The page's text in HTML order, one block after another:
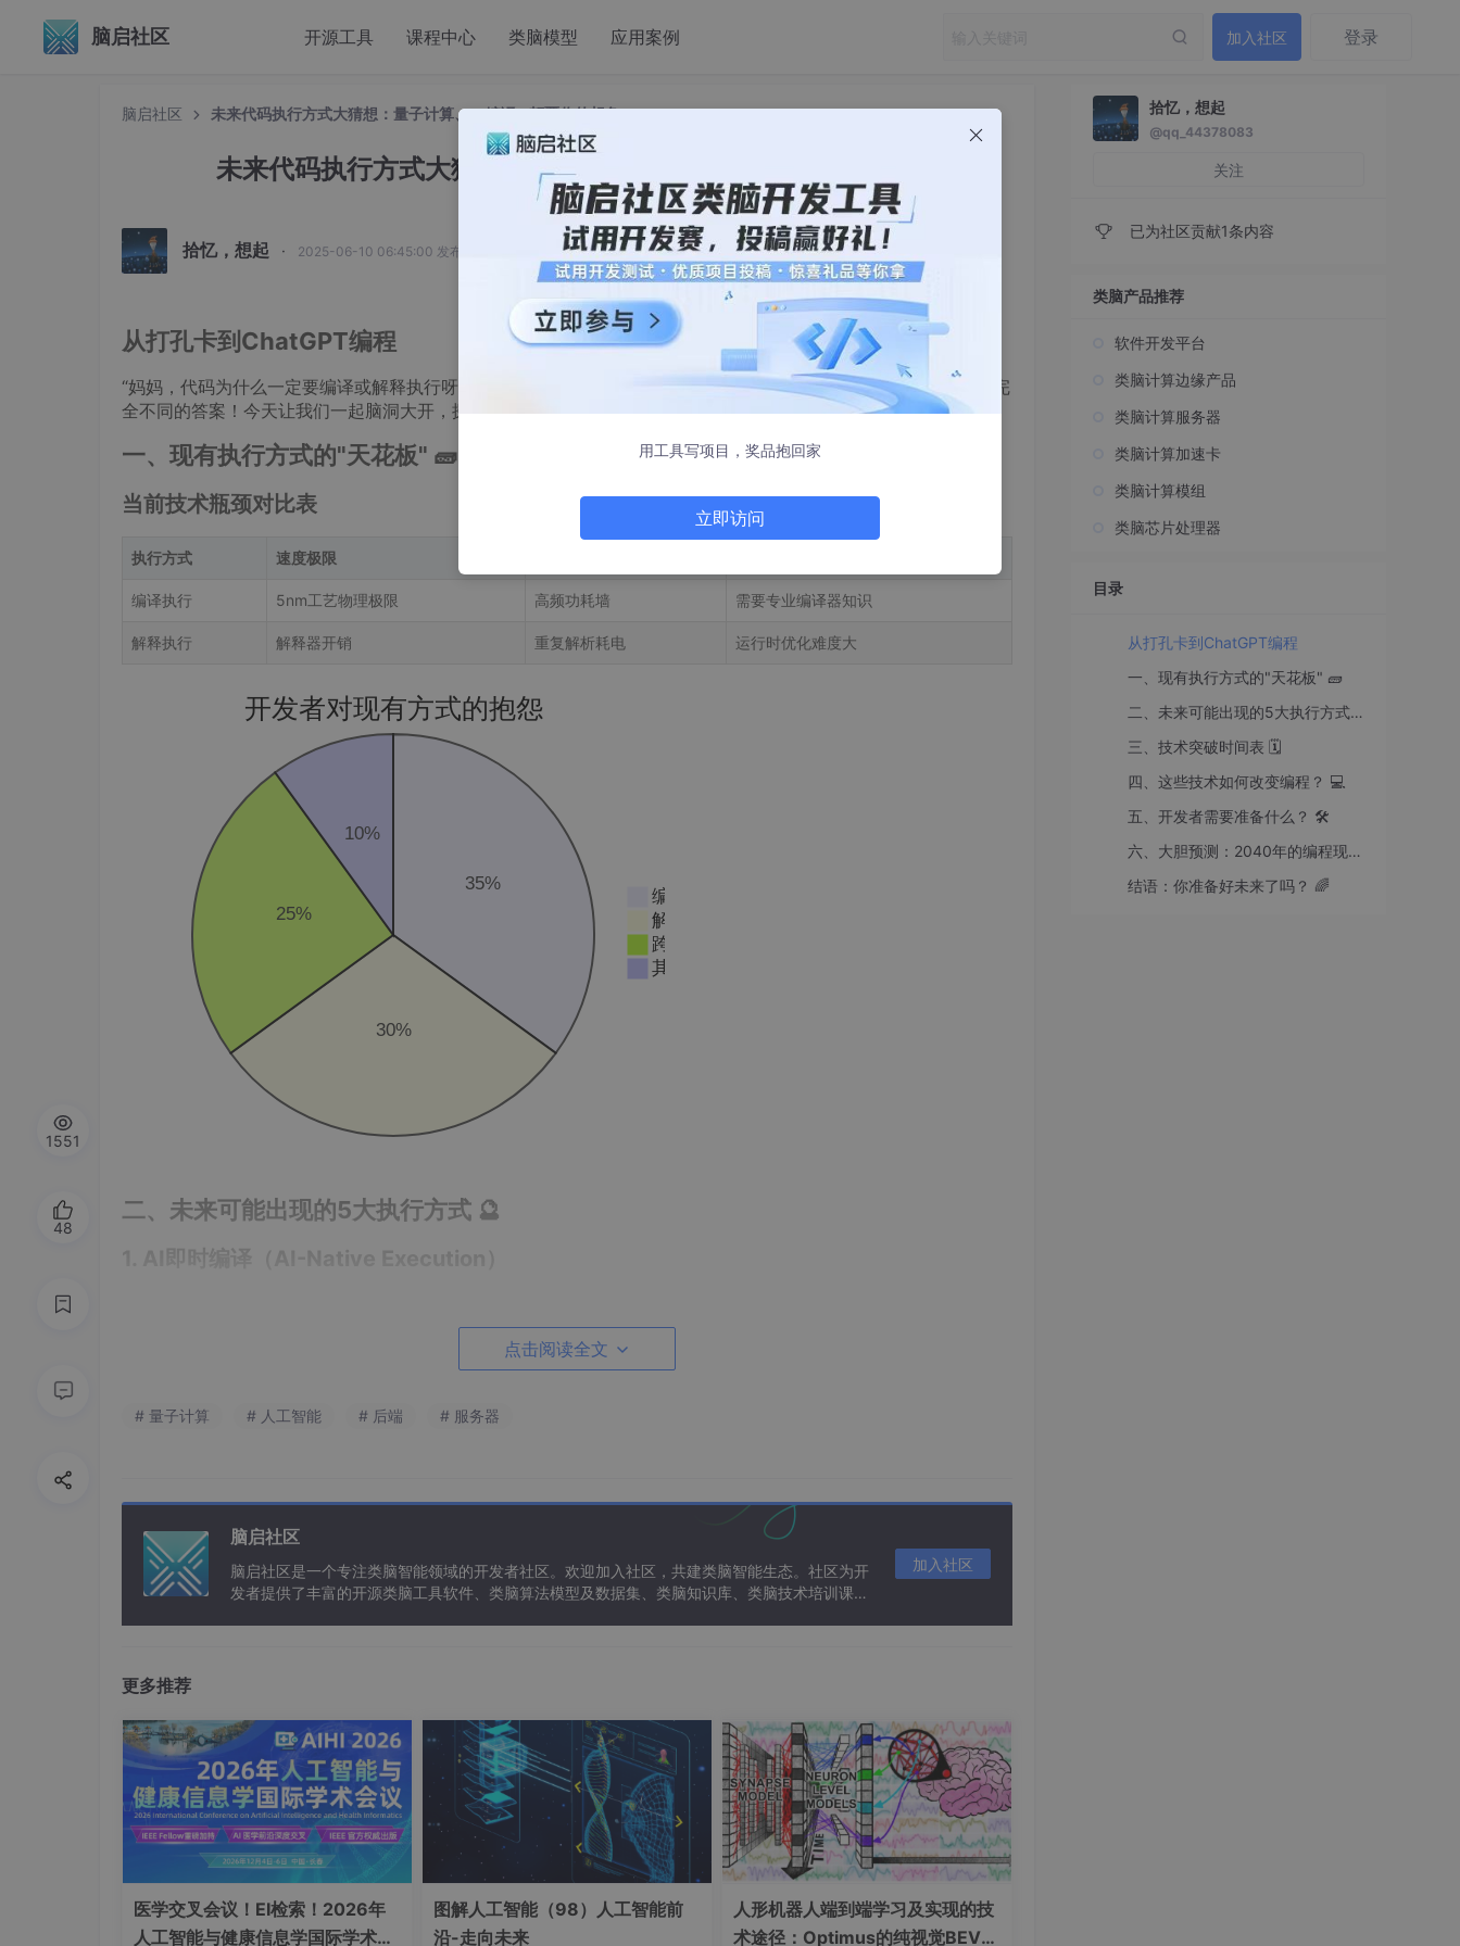
脑启社区 开源工具 课程中心 类脑模型 应用案例 加入社区 登录
脑启社区 未来代码执行方式大猜想：量子计算、AI编译...颠覆你的想象
未来代码执行方式大猜想：量子计算、AI编译...颠覆你的想象
拾忆，想起 · 2025-06-10 06:45:00 发布
从打孔卡到ChatGPT编程
“妈妈，代码为什么一定要编译或解释执行呀？” —— 这个问题就像问"汽车为什么一定要烧汽油"一样，未来可能有完
全不同的答案！今天让我们一起脑洞大开，探索代码执行的未来可能性！✨
一、现有执行方式的"天花板" 🧱
当前技术瓶颈对比表
执行方式 速度极限
编译执行 5nm工艺物理极限 高频功耗墙 需要专业编译器知识
解释执行 解释器开销 重复解析耗电 运行时优化难度大
35%
30%
25%
10%
开发者对现有方式的抱怨
编译等待时间长
解释执行性能低
跨平台适配复杂
其他
二、未来可能出现的5大执行方式 🔮
"找出所有大于18岁的用户，计算平均消费金额"
类似人类"理解意图→直接行动"模式
2. 量子态执行（Quantum Execution）
量子代码 量子位叠加 量子门操作 结果观测
优势：
并行处理所有可能路径
复杂度O(1)的算法实现
3. 神经编译（Neural Compilation）
// 传统代码
int sum = 0
for(int i=0; i<100; i++){
点击阅读全文
# 量子计算 # 人工智能 # 后端 # 服务器
脑启社区
脑启社区是一个专注类脑智能领域的开发者社区。欢迎加入社区，共建类脑智能生态。社区为开
发者提供了丰富的开源类脑工具软件、类脑算法模型及数据集、类脑知识库、类脑技术培训课程
加入社区
更多推荐
医学交叉会议！EI检索！2026年
人工智能与健康信息学国际学术会
图解人工智能（98）人工智能前
沿-走向未来
人形机器人端到端学习及实现的技
术途径：Optimus的纯视觉BEV+
1551
48
拾忆，想起
@qq_44378083
关注
已为社区贡献1条内容
类脑产品推荐
软件开发平台
类脑计算边缘产品
类脑计算服务器
类脑计算加速卡
类脑计算模组
类脑芯片处理器
目录
从打孔卡到ChatGPT编程
一、现有执行方式的"天花板" 🧱
二、未来可能出现的5大执行方式 🔮
三、技术突破时间表 🗓️
四、这些技术如何改变编程？ 💻
五、开发者需要准备什么？ 🛠️
六、大胆预测：2040年的编程现场 🎤
结语：你准备好未来了吗？ 🌈
用工具写项目，奖品抱回家
立即访问